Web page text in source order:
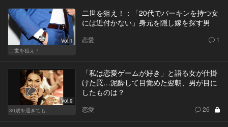
Vol.1
二世を狙え！
二世を狙え！：「20代でバーキンを持つ女
には近付かない」身元を隠し嫁を探す男
恋愛 1
Vol.9
30歳を過ぎても
「私は恋愛ゲームが好き」と語る女が仕掛
けた罠…泥酔して目覚めた翌朝、男が目に
したものは？
恋愛 26